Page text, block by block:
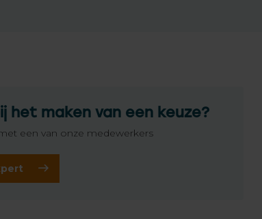
het maken van een keuze?
een van onze medewerkers